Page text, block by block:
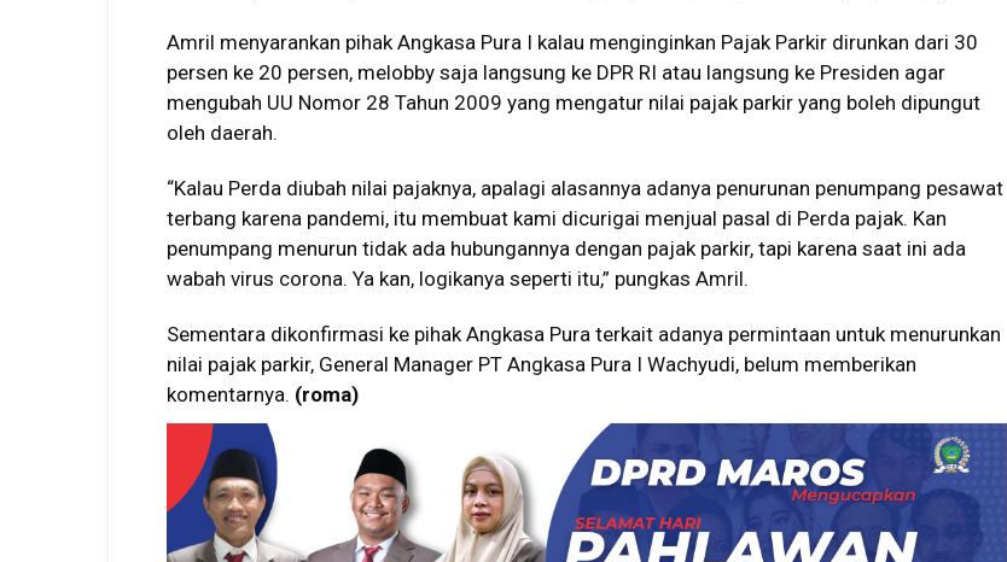
Amril menyarankan pihak Angkasa Pura I kalau menginginkan Pajak Parkir dirunkan dari 30
persen ke 20 persen, melobby saja langsung ke DPR RI atau langsung ke Presiden agar
mengubah UU Nomor 28 Tahun 2009 yang mengatur nilai pajak parkir yang boleh dipungut
oleh daerah.
“Kalau Perda diubah nilai pajaknya, apalagi alasannya adanya penurunan penumpang pesawat
terbang karena pandemi, itu membuat kami dicurigai menjual pasal di Perda pajak. Kan
penumpang menurun tidak ada hubungannya dengan pajak parkir, tapi karena saat ini ada
wabah virus corona. Ya kan, logikanya seperti itu,” pungkas Amril.
Sementara dikonfirmasi ke pihak Angkasa Pura terkait adanya permintaan untuk menurunkan
nilai pajak parkir, General Manager PT Angkasa Pura I Wachyudi, belum memberikan
komentarnya. (roma)